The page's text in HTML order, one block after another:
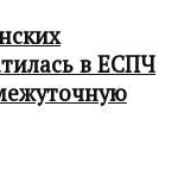
в ЕСПЧ